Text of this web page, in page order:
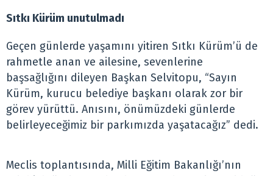
Sıtkı Kürüm unutulmadı
Geçen günlerde yaşamını yitiren Sıtkı Kürüm’ü de
rahmetle anan ve ailesine, sevenlerine
başsağlığını dileyen Başkan Selvitopu, “Sayın
Kürüm, kurucu belediye başkanı olarak zor bir
görev yürüttü. Anısını, önümüzdeki günlerde
belirleyeceğimiz bir parkımızda yaşatacağız” dedi.
Meclis toplantısında, Milli Eğitim Bakanlığı’nın